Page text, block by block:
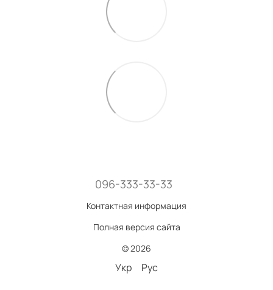
096-333-33-33
Контактная информация
Полная версия сайта
© 2026
Укр Рус